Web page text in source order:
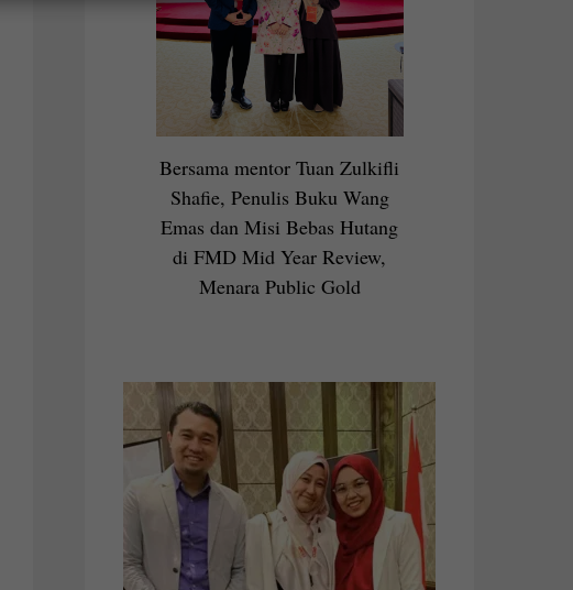
Bersama mentor Tuan Zulkifli
Shafie, Penulis Buku Wang
Emas dan Misi Bebas Hutang
di FMD Mid Year Review,
Menara Public Gold